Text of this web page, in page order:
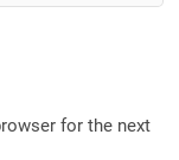
for the next